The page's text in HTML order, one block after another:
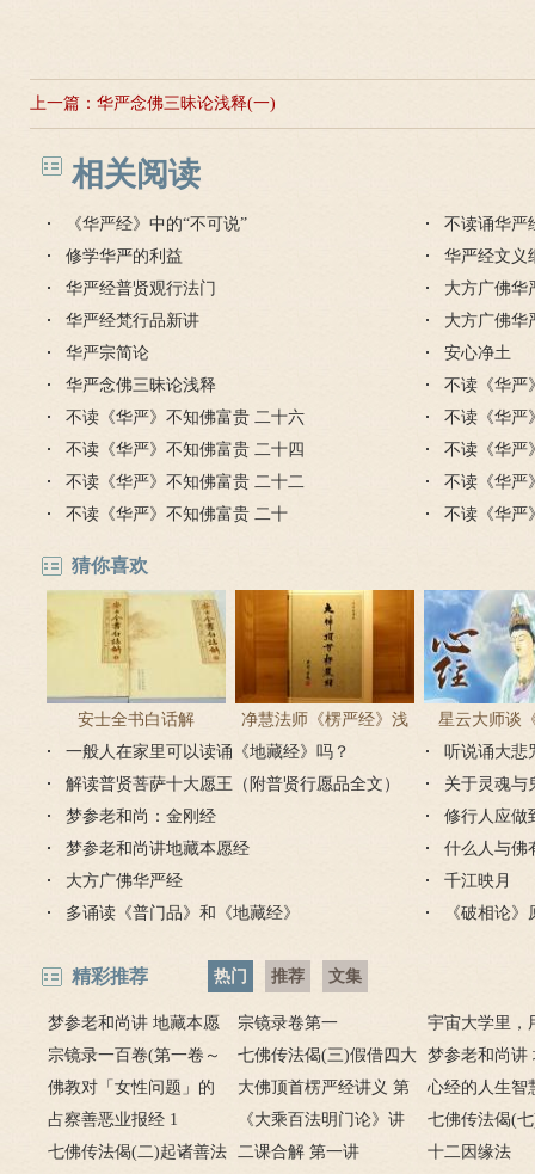
上一篇： 华严念佛三昧论浅释(一)
相关阅读
《华严经》中的“不可说”
不读诵华严
修学华严的利益
华严经文义
华严经普贤观行法门
大方广佛华
要疏
华严经梵行品新讲
大方广佛华
录
华严宗简论
安心净土
华严念佛三昧论浅释
不读《华严
不读《华严》不知佛富贵 二十六
不读《华严
不读《华严》不知佛富贵 二十四
不读《华严
不读《华严》不知佛富贵 二十二
不读《华严
不读《华严》不知佛富贵 二十
不读《华严
猜你喜欢
安士全书白话解
净慧法师《楞严经》浅
译
星云大师谈
一般人在家里可以读诵《地藏经》吗？
听说诵大悲
解读普贤菩萨十大愿王（附普贤行愿品全文）
关于灵魂与
梦参老和尚：金刚经
修行人应做
梦参老和尚讲地藏本愿经
什么人与佛
大方广佛华严经
千江映月
多诵读《普门品》和《地藏经》
《破相论》
精彩推荐 热门 推荐 文集
梦参老和尚讲 地藏本愿
经 1
宗镜录卷第一
宇宙大学里，
人生成绩单
宗镜录一百卷(第一卷～
一百卷) 宗镜录序
七佛传法偈(三)假借四大
以为身，心本无生因境
有； 前境若无心亦无，罪
福如幻起亦灭。
梦参老和尚讲
经 2
佛教对「女性问题」的
看法
大佛顶首楞严经讲义 第
一卷
心经的人生
经》者何
占察善恶业报经 1
《大乘百法明门论》讲
记之一
七佛传法偈(
法，无法法亦
七佛传法偈(二)起诸善法 二课合解 第一讲
十二因缘法